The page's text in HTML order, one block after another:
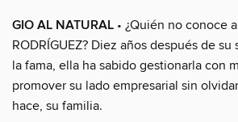
GIO AL NATURAL • ¿Quién no conoce
RODRÍGUEZ? Diez años después de
la fama, ella ha sabido gestionarla con
promover su lado empresarial sin
hace, su familia.